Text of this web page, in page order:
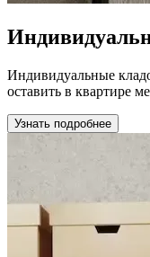
Индивидуальные
оставить в квартире
Узнать подробнее